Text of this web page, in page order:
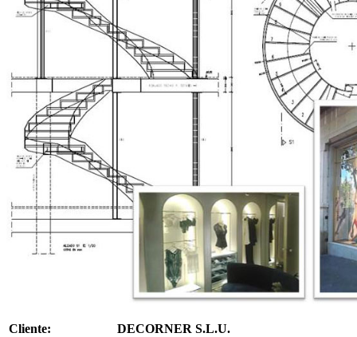
Cliente:
DECORNER S.L.U.